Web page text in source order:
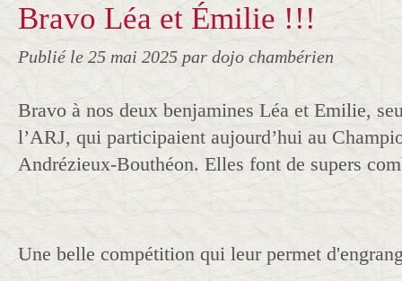
Bravo Léa et Émilie !!!
Publié le 25 mai 2025 par dojo chambérien
Bravo à nos deux benjamines Léa et Emilie,
l’ARJ, qui participaient aujourd’hui au
Andrézieux-Bouthéon. Elles font de supers
Une belle compétition qui leur permet